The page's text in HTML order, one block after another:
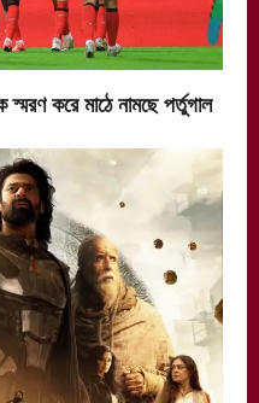
করে মাঠে নামছে পর্তুগাল